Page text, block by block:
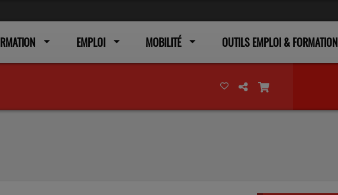
EMPLOI MOBILITÉ OUTILS EMPLOI & FORMATION